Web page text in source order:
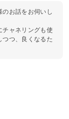
のお話をお伺いし
チャネリングも使
つつ、良くなるた